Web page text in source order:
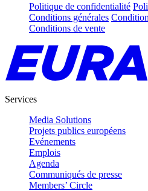
Politique de confidentialité
Conditions générales
Conditions de vente
Services
Media Solutions
Projets publics européens
Evénements
Emplois
Agenda
Communiqués de presse
Members’ Circle